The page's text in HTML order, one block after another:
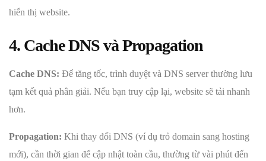
hiển thị website.
4. Cache DNS và Propagation
Cache DNS: Để tăng tốc, trình duyệt và DNS server thường lưu
tạm kết quả phân giải. Nếu bạn truy cập lại, website sẽ tải nhanh
hơn.
Propagation: Khi thay đổi DNS (ví dụ trỏ domain sang hosting
mới), cần thời gian để cập nhật toàn cầu, thường từ vài phút đến